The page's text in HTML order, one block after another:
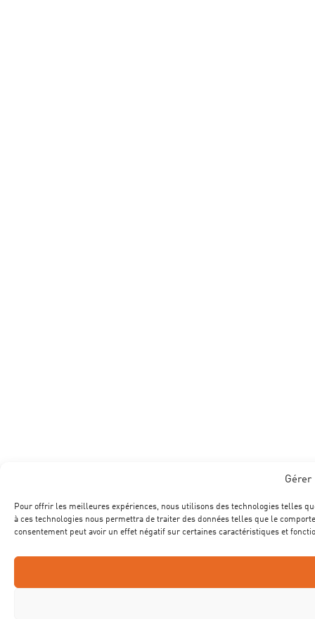
Gérer
Pour offrir les meilleures expériences, nous utilisons des technologies telles
à ces technologies nous permettra de traiter des données telles que le
consentement peut avoir un effet négatif sur certaines caractéristiques et